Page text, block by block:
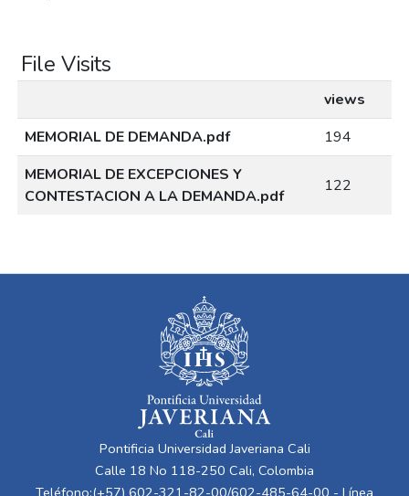
File Visits
views
MEMORIAL DE DEMANDA.pdf
194
MEMORIAL DE EXCEPCIONES Y
CONTESTACION A LA DEMANDA.pdf
122
Pontificia Universidad Javeriana Cali
Calle 18 No 118-250 Cali, Colombia
Teléfono:(+57) 602-321-82-00/602-485-64-00 - Línea